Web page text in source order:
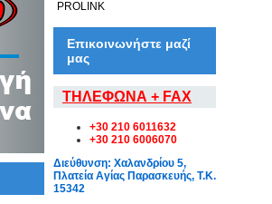
Επικοινωνήστε μαζί
μας
ΤΗΛΕΦΩΝΑ + FAX
+30 210 6011632
+30 210 6006070
Διεύθυνση: Χαλανδρίου 5,
Πλατεία Αγίας Παρασκευής, Τ.Κ.
15342